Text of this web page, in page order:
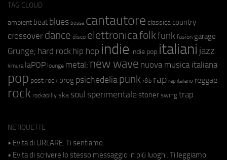
TAG CLOUD
ambient beat blues bossa cantautore classica country
crossover dance disco elettronicafolkfunk fusion garage
Grunge; hard rock hip hop indie indie pop italiani jazz
kimura laPOP lounge metal; new wave nuova musica italiana
pop post rock prog psichedeliapunk r&b rap rap italiano reggae
rock rockabilly ska soul sperimentale stoner swing trap
NETIQUETTE
• Evita di URLARE. Ti sentiamo.
• Evita di scrivere lo stesso messaggio in più luoghi. Ti leggiamo.